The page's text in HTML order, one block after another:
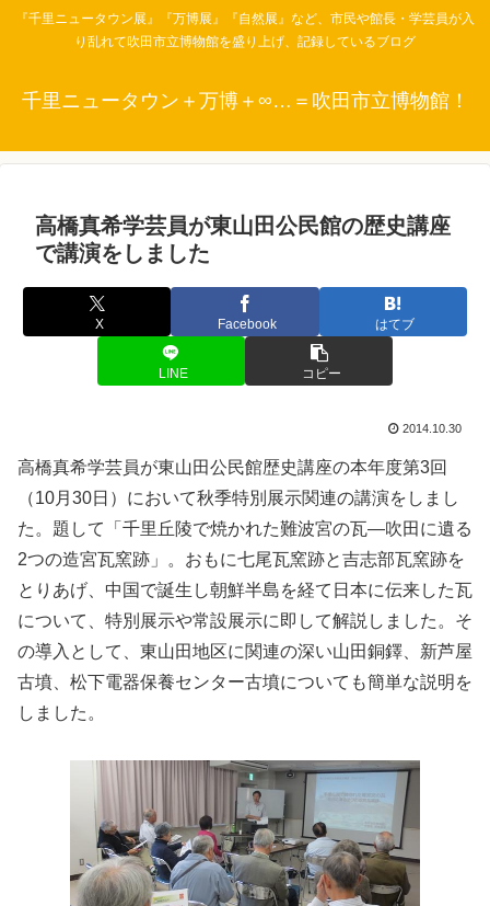
『千里ニュータウン展』『万博展』『自然展』など、市民や館長・学芸員が入
り乱れて吹田市立博物館を盛り上げ、記録しているブログ
千里ニュータウン＋万博＋∞…＝吹田市立博物館！
高橋真希学芸員が東山田公民館の歴史講座
で講演をしました
X Facebook はてブ
LINE コピー
2014.10.30
高橋真希学芸員が東山田公民館歴史講座の本年度第3回
（10月30日）において秋季特別展示関連の講演をしまし
た。題して「千里丘陵で焼かれた難波宮の瓦―吹田に遺る
2つの造宮瓦窯跡」。おもに七尾瓦窯跡と吉志部瓦窯跡を
とりあげ、中国で誕生し朝鮮半島を経て日本に伝来した瓦
について、特別展示や常設展示に即して解説しました。そ
の導入として、東山田地区に関連の深い山田銅鐸、新芦屋
古墳、松下電器保養センター古墳についても簡単な説明を
しました。